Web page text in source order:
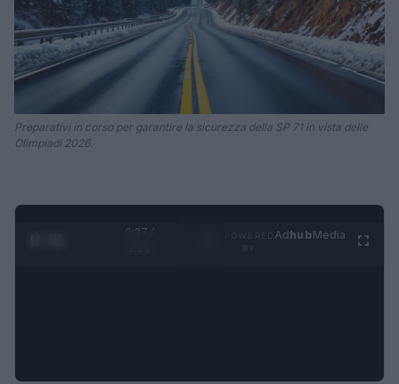
Preparativi in corso per garantire la sicurezza della SP 71 in vista delle
Olimpiadi 2026.
0:28 /
AdhubMedia